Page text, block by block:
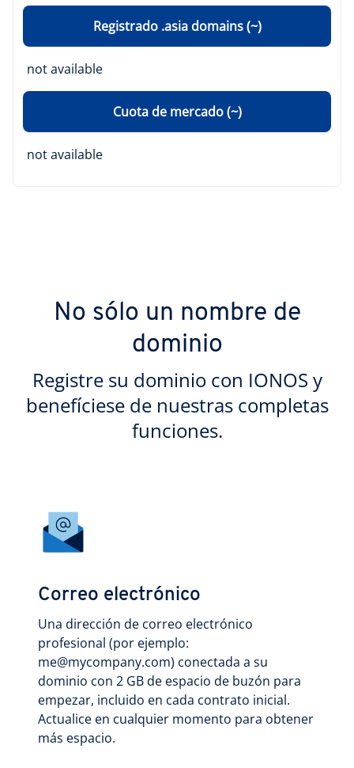
Registrado .asia domains (~)
not available
Cuota de mercado (~)
not available
No sólo un nombre de
dominio
Registre su dominio con IONOS y
benefíciese de nuestras completas
funciones.
Correo electrónico
Una dirección de correo electrónico
profesional (por ejemplo:
me@mycompany.com) conectada a su
dominio con 2 GB de espacio de buzón para
empezar, incluido en cada contrato inicial.
Actualice en cualquier momento para obtener
más espacio.